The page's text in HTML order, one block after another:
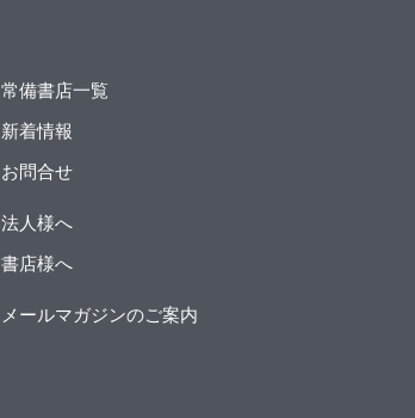
常備書店一覧
新着情報
お問合せ
法人様へ
書店様へ
メールマガジンのご案内